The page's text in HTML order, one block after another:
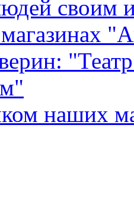
своим
наших